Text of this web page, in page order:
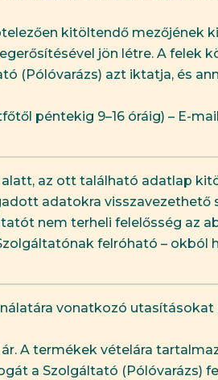
kitöltendő mezőjének
jön létre. A felek
(Pólóvarázs) azt iktatja, és
péntekig 9–16 óráig) – E-
az ott található adatlap
adatokra visszavezethető
nem terheli felelősség az
felróható – okból
vonatkozó
A termékek vételára
a Szolgáltató (Pólóvarázs)